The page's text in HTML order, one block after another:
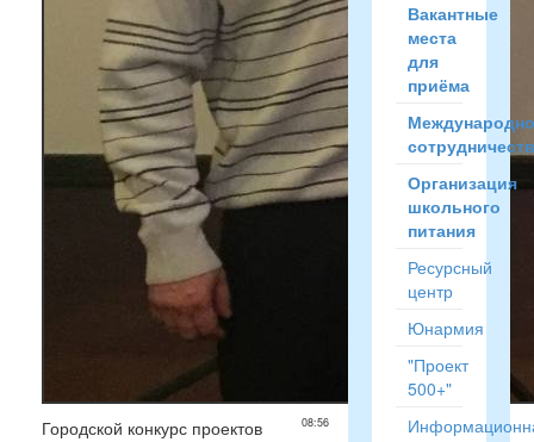
08:56
Городской конкурс проектов
Вакантные
места
для
приёма
Организация
школьного
питания
Ресурсный
центр
Юнармия
"Проект
500+"